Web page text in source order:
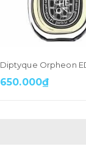
Diptyque Orpheon
650.000₫